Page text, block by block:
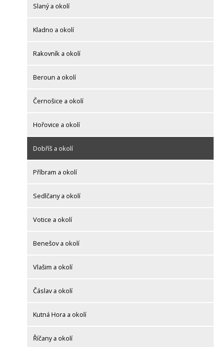
Slaný a okolí
Kladno a okolí
Rakovník a okolí
Beroun a okolí
Černošice a okolí
Hořovice a okolí
Dobříš a okolí
Příbram a okolí
Sedlčany a okolí
Votice a okolí
Benešov a okolí
Vlašim a okolí
Čáslav a okolí
Kutná Hora a okolí
Říčany a okolí